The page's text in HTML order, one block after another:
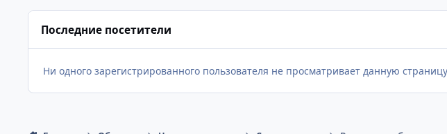
Последние посетители
Ни одного зарегистрированного пользователя не просматривает данную